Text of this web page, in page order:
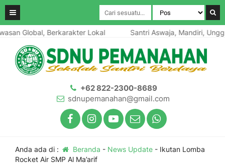
Global, Berkarakter Lokal Santri Aswaja, Mandiri,
+62 822-2300-8689
sdnupemanahan@gmail.com
Anda ada di : Beranda - News Update- Ikutan Lomba
Rocket Air SMP Al Ma’arif